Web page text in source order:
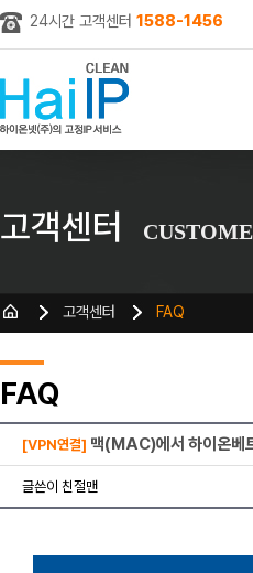
24시간 고객센터 1588-1456
고객센터
고객센터 FAQ
FAQ
[VPN연결] 맥(MAC)에서 하이온베
글쓴이 친절맨